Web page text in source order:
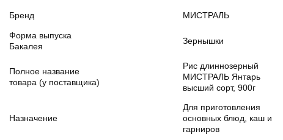
Бренд МИСТРАЛЬ
Форма выпуска
Бакалея
Зернышки
Полное название
товара (у поставщика)
Рис длиннозерный
МИСТРАЛЬ Янтарь
высший сорт, 900г
Назначение
Для приготовления
основных блюд, каш и
гарниров